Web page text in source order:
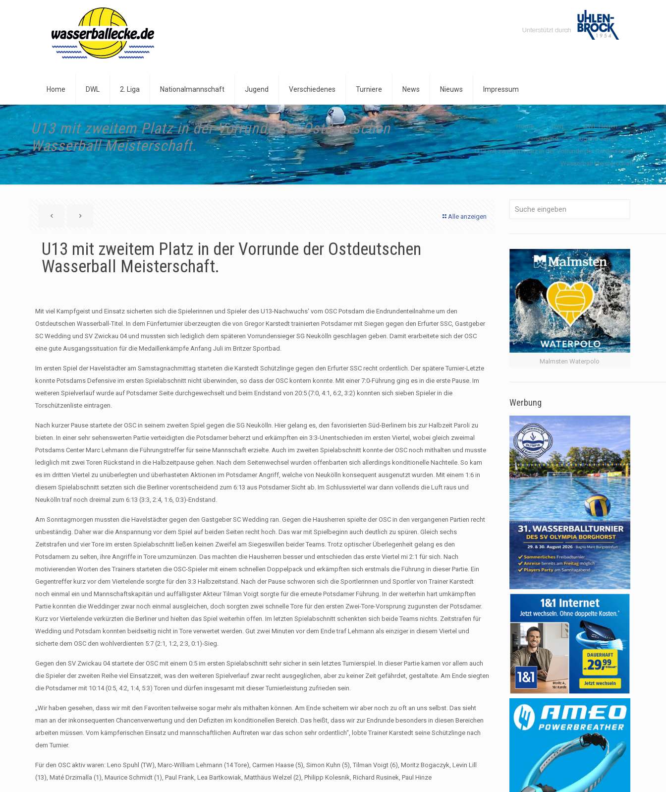
Home DWL 2. Liga Nationalmannschaft Jugend Verschiedenes Turniere News Nieuws Impressum
U13 mit zweitem Platz in der Vorrunde der Ostdeutschen
Wasserball Meisterschaft.
Home DWL
DWL Herren
Jugend
Jugend Jungs
U13 mit zweitem Platz in der Vorrunde der Ostdeutschen
Wasserball Meisterschaft.
Alle anzeigen
U13 mit zweitem Platz in der Vorrunde der Ostdeutschen
Wasserball Meisterschaft.
Mit viel Kampfgeist und Einsatz sicherten sich die Spielerinnen und Spieler des U13-Nachwuchs‘ vom OSC Potsdam die Endrundenteilnahme um den
Ostdeutschen Wasserball-Titel. In dem Fünferturnier überzeugten die von Gregor Karstedt trainierten Potsdamer mit Siegen gegen den Erfurter SSC, Gastgeber
SC Wedding und SV Zwickau 04 und mussten sich lediglich dem späteren Vorrundensieger SG Neukölln geschlagen geben. Damit erarbeitete sich der OSC
eine gute Ausgangssituation für die Medaillenkämpfe Anfang Juli im Britzer Sportbad.
Im ersten Spiel der Havelstädter am Samstagnachmittag starteten die Karstedt Schützlinge gegen den Erfurter SSC recht ordentlich. Der spätere Turnier-Letzte
konnte Potsdams Defensive im ersten Spielabschnitt nicht überwinden, so dass der OSC kontern konnte. Mit einer 7:0-Führung ging es in die erste Pause. Im
weiteren Spielverlauf wurde auf Potsdamer Seite durchgewechselt und beim Endstand von 20:5 (7:0, 4:1, 6:2, 3:2) konnten sich sieben Spieler in die
Torschützenliste eintragen.
Nach kurzer Pause startete der OSC in seinem zweiten Spiel gegen die SG Neukölln. Hier gelang es, den favorisierten Süd-Berlinern bis zur Halbzeit Paroli zu
bieten. In einer sehr sehenswerten Partie verteidigten die Potsdamer beherzt und erkämpften ein 3:3-Unentschieden im ersten Viertel, wobei gleich zweimal
Potsdams Center Marc Lehmann die Führungstreffer für seine Mannschaft erzielte. Auch im zweiten Spielabschnitt konnte der OSC noch mithalten und musste
lediglich mit zwei Toren Rückstand in die Halbzeitpause gehen. Nach dem Seitenwechsel wurden offenbarten sich allerdings konditionelle Nachteile. So kam
es im dritten Viertel zu unüberlegten und überhasteten Aktionen im Potsdamer Angriff, welche von Neukölln konsequent ausgenutzt wurden. Mit einem 1:6 in
diesem Spielabschnitt setzten sich die Berliner vorentscheidend zum 6:13 aus Potsdamer Sicht ab. Im Schlussviertel war dann vollends die Luft raus und
Neukölln traf noch dreimal zum 6:13 (3:3, 2:4, 1:6, 0:3)-Endstand.
Am Sonntagmorgen mussten die Havelstädter gegen den Gastgeber SC Wedding ran. Gegen die Hausherren spielte der OSC in den vergangenen Partien recht
unbeständig. Daher war die Anspannung vor dem Spiel auf beiden Seiten recht hoch. Das war mit Spielbeginn auch deutlich zu spüren. Gleich sechs
Zeitstrafen und vier Tore im ersten Spielabschnitt ließen keinen Zweifel am Siegeswillen beider Teams. Trotz optischer Überlegenheit gelang es den
Potsdamern zu selten, ihre Angriffe in Tore umzumünzen. Das machten die Hausherren besser und entschieden das erste Viertel mi 2:1 für sich. Nach
motivierenden Worten des Trainers starteten die OSC-Spieler mit einem schnellen Doppelpack und erkämpften sich erstmals die Führung in dieser Partie. Ein
Gegentreffer kurz vor dem Viertelende sorgte für den 3:3 Halbzeitstand. Nach der Pause schworen sich die Sportlerinnen und Sportler von Trainer Karstedt
noch einmal ein und Mannschaftskapitän und auffälligster Akteur Tilman Voigt sorgte für die erneute Potsdamer Führung. In der weiterhin hart umkämpften
Partie konnten die Weddinger zwar noch einmal ausgleichen, doch sorgten zwei schnelle Tore für den ersten Zwei-Tore-Vorsprung zugunsten der Potsdamer.
Kurz vor Viertelende verkürzten die Berliner und hielten das Spiel weiterhin offen. Im letzten Spielabschnitt schenkten sich beide Teams nichts. Zeitstrafen für
Wedding und Potsdam konnten beidseitig nicht in Tore verwertet werden. Gut zwei Minuten vor dem Ende traf Lehmann als einziger in diesem Viertel und
sicherte dem OSC den wohlverdienten 5:7 (2:1, 1:2, 2:3, 0:1)-Sieg.
Gegen den SV Zwickau 04 startete der OSC mit einem 0:5 im ersten Spielabschnitt sehr sicher in sein letztes Turnierspiel. In dieser Partie kamen vor allem auch
die Spieler der zweiten Reihe viel Einsatzzeit, was den weiteren Spielverlauf zwar recht ausgeglichen, aber zu keiner Zeit gefährdet, gestaltete. Am Ende siegten
die Potsdamer mit 10:14 (0:5, 4:2, 1:4, 5:3) Toren und dürfen insgesamt mit dieser Turnierleistung zufrieden sein.
„Wir haben gesehen, dass wir mit den Favoriten teilweise sogar mehr als mithalten können. Am Ende scheitern wir aber noch zu oft an uns selbst. Das sieht
man an der inkonsequenten Chancenverwertung und den Defiziten im konditionellen Bereich. Das heißt, dass wir zur Endrunde besonders in diesen Bereichen
arbeiten müssen. Vom kämpferischen Einsatz und mannschaftlichen Auftreten war das schon sehr ordentlich“, lobte Trainer Karstedt seine Schützlinge nach
dem Turnier.
Für den OSC aktiv waren: Leno Spuhl (TW), Marc-William Lehmann (14 Tore), Carmen Haase (5), Simon Kuhn (5), Tilman Voigt (6), Moritz Bogaczyk, Levin Lill
(13), Maté Drzimalla (1), Maurice Schmidt (1), Paul Frank, Lea Bartkowiak, Matthäus Welzel (2), Philipp Kolesnik, Richard Rusinek, Paul Hinze
Malmsten Waterpolo
Werbung